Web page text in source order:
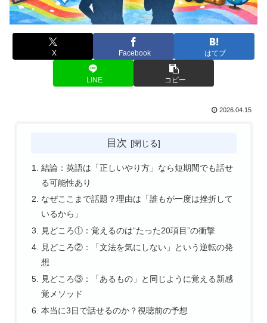
X Facebook はてブ
LINE コピー
2026.04.15
目次
結論：英語は「正しいやり方」なら短期間でも話せ
る可能性あり
なぜここまで話題？理由は「誰もが一度は挫折して
いるから」
見どころ①：覚えるのは“たった20項目”の衝撃
見どころ②：「文法を気にしない」という逆転の発
想
見どころ③：「あるもの」と同じように覚える新感
覚メソッド
本当に3日で話せるのか？視聴前の予想